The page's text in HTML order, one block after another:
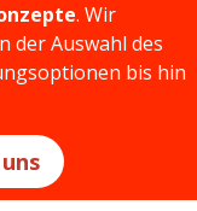
. Wir
der Auswahl des
bis hin